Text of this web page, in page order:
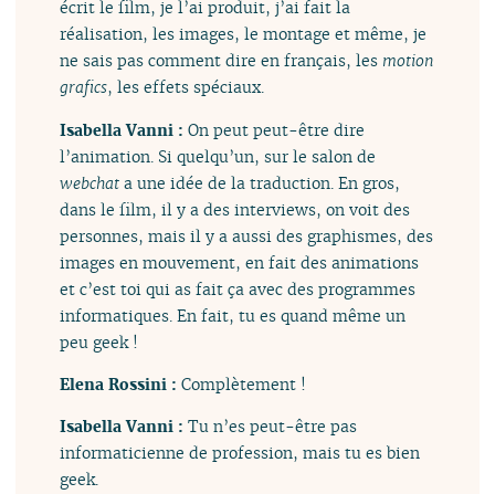
écrit le film, je l’ai produit, j’ai fait la
réalisation, les images, le montage et même, je
ne sais pas comment dire en français, les motion
grafics, les effets spéciaux.
Isabella Vanni :On peut peut-être dire
l’animation. Si quelqu’un, sur le salon de
webchat a une idée de la traduction. En gros,
dans le film, il y a des interviews, on voit des
personnes, mais il y a aussi des graphismes, des
images en mouvement, en fait des animations
et c’est toi qui as fait ça avec des programmes
informatiques. En fait, tu es quand même un
peu geek !
Elena Rossini :Complètement !
Isabella Vanni :Tu n’es peut-être pas
informaticienne de profession, mais tu es bien
geek.